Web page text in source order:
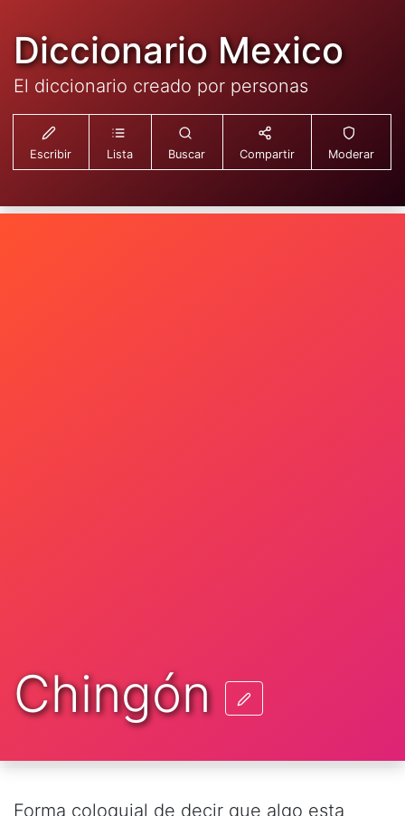
Diccionario Mexico
El diccionario creado por personas
Escribir Lista Buscar Compartir Moderar
Chingón
Forma coloquial de decir que algo esta